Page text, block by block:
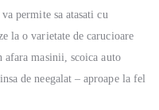
permite sa atasati cu
la o varietate de carucioare
afara masinii, scoica auto
de neegalat – aproape la fel